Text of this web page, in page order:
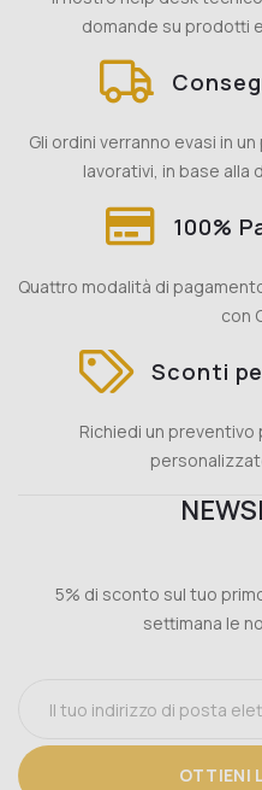
domande su prodotti
Gli ordini verranno evasi in
lavorativi, in base alla
100%
Quattro modalità di
con
Sconti
Richiedi un
5% di sconto sul tuo
settimana le
OTTIENI